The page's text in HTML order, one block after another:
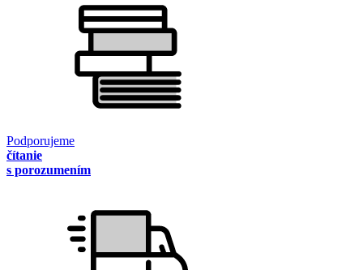
Podporujeme
čítanie
s porozumením